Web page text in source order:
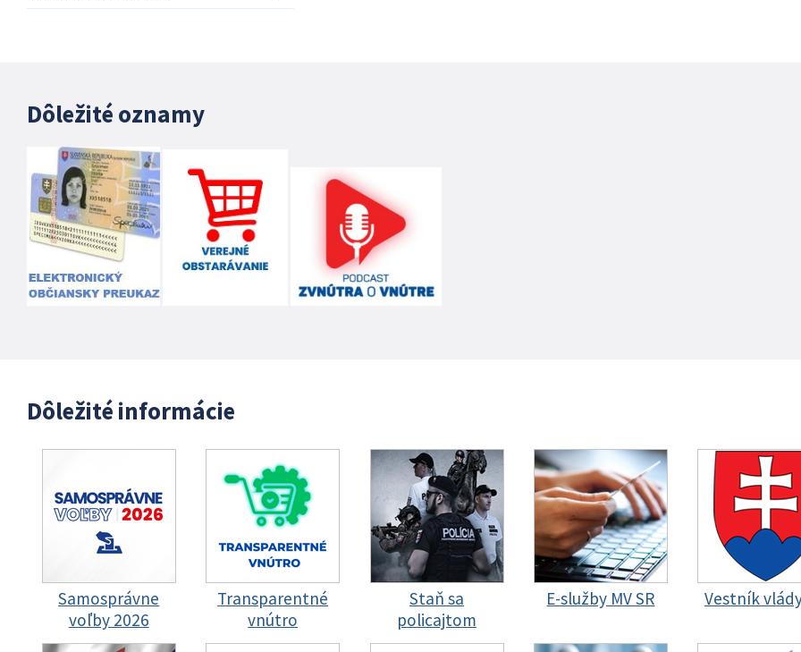
Dôležité oznamy
Dôležité informácie
Samosprávne
voľby 2026
Transparentné
vnútro
Staň sa
policajtom
E-služby MV SR Vestník